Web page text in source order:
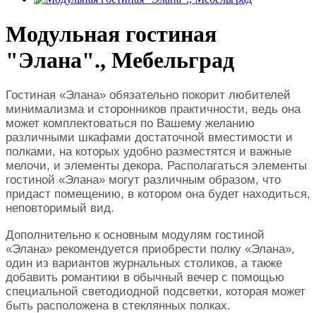
Модульная гостиная
"Элана"., Мебельград
Гостиная «Элана» обязательно покорит любителей
минимализма и сторонников практичности, ведь она
может комплектоваться по Вашему желанию
различными шкафами достаточной вместимости и
полками, на которых удобно разместятся и важные
мелочи, и элементы декора. Располагаться элементы
гостиной «Элана» могут различным образом, что
придаст помещению, в котором она будет находиться,
неповторимый вид.
Дополнительно к основным модулям гостиной
«Элана» рекомендуется приобрести полку «Элана»,
один из вариантов журнальных столиков, а также
добавить романтики в обычный вечер с помощью
специальной светодиодной подсветки, которая может
быть расположена в стеклянных полках.